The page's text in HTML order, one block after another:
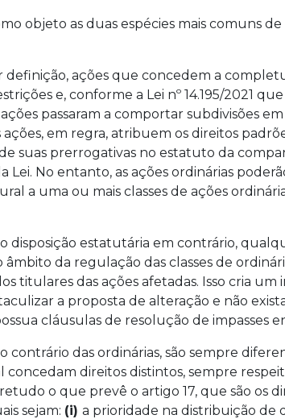
objeto as duas espécies mais comuns de
definição, ações que concedem a
e, conforme a Lei nº 14.195/2021
passaram a comportar subdivisões
em regra, atribuem os direitos
suas prerrogativas no estatuto da
No entanto, as ações ordinárias
a uma ou mais classes de ações
disposição estatutária em contrário,
da regulação das classes de
titulares das ações afetadas. Isso cria um
a proposta de alteração e não
cláusulas de resolução de impasses
contrário das ordinárias, são sempre
concedam direitos distintos, sempre
o que prevê o artigo 17, que são os
sejam: (i) a prioridade na distribuição de